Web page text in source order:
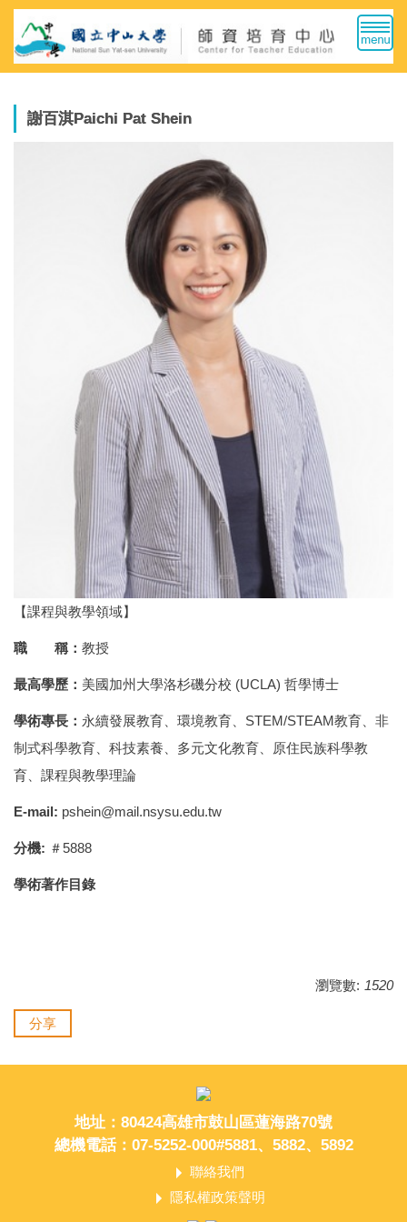
跳
到
主
要
區
謝百淇Paichi Pat Shein
【課程與教學領域】
職 稱： 教授
最高學歷： 美國加州大學洛杉磯分校 (UCLA) 哲學博士
學術專長： 永續發展教育、環境教育、STEM/STEAM教育、非
制式科學教育、科技素養、多元文化教育、原住民族科學教
育、課程與教學理論
E-mail: pshein@mail.nsysu.edu.tw
分機: ＃5888
學術著作目錄
瀏覽數: 1520
分享
地址：80424高雄市鼓山區蓮海路70號
總機電話：07-5252-000#5881、5882、5892
聯絡我們
隱私權政策聲明